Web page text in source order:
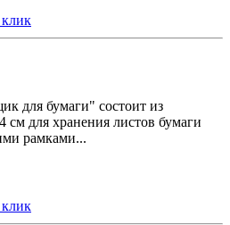
для бумаги" состоит из
см для хранения листов бумаги
рамками...